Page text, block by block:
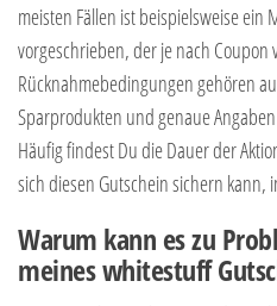
meisten Fällen ist beispielsweise ein
vorgeschrieben, der je nach Coupon
Rücknahmebedingungen gehören
Sparprodukten und genaue
Häufig findest Du die Dauer der
sich diesen Gutschein sichern
Warum kann es zu
meines whitestuff